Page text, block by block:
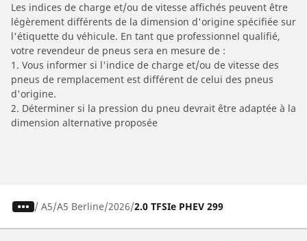
Les indices de charge et/ou de vitesse affichés peuvent être
légèrement différents de la dimension d'origine spécifiée sur
l'étiquette du véhicule. En tant que professionnel qualifié,
votre revendeur de pneus sera en mesure de :
1. Vous informer si l'indice de charge et/ou de vitesse des
pneus de remplacement est différent de celui des pneus
d'origine.
2. Déterminer si la pression du pneu devrait être adaptée à la
dimension alternative proposée
/ A5 A5 Berline 2026 2.0 TFSIe PHEV 299